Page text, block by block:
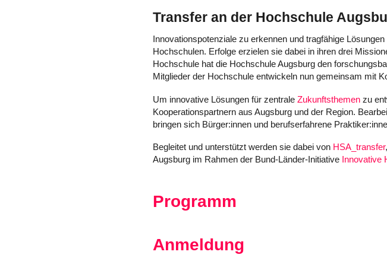
Transfer an der Hochschule
Innovationspotenziale zu erkennen und tragfähige
Hochschulen. Erfolge erzielen sie dabei in ihren drei
Hochschule hat die Hochschule Augsburg den
Mitglieder der Hochschule entwickeln nun gemeinsam mit
Um innovative Lösungen für zentraleZukunftsthemen zu
Kooperationspartnern aus Augsburg und der Region.
bringen sich Bürger:innen und berufserfahrene
Begleitet und unterstützt werden sie dabei von HSA_transfer
Augsburg im Rahmen der Bund-Länder-Initiative Innovative
Programm
Anmeldung